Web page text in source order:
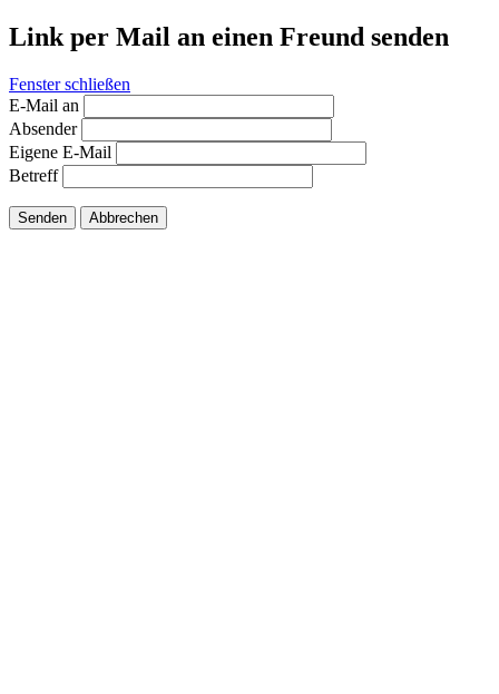
Link per Mail an einen Freund senden
Fenster schließen
E-Mail an
Absender
Eigene E-Mail
Betreff
Senden Abbrechen